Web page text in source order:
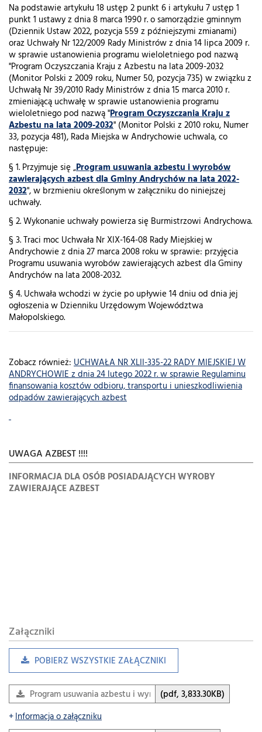
Na podstawie artykułu 18 ustęp 2 punkt 6 i artykułu 7 ustęp 1
punkt 1 ustawy z dnia 8 marca 1990 r. o samorządzie gminnym
(Dziennik Ustaw 2022, pozycja 559 z późniejszymi zmianami)
oraz Uchwały Nr 122/2009 Rady Ministrów z dnia 14 lipca 2009 r.
w sprawie ustanowienia programu wieloletniego pod nazwą
"Program Oczyszczania Kraju z Azbestu na lata 2009-2032
(Monitor Polski z 2009 roku, Numer 50, pozycja 735) w związku z
Uchwałą Nr 39/2010 Rady Ministrów z dnia 15 marca 2010 r.
zmieniającą uchwałę w sprawie ustanowienia programu
wieloletniego pod nazwą "Program Oczyszczania Kraju z
Azbestu na lata 2009-2032" (Monitor Polski z 2010 roku, Numer
33, pozycja 481), Rada Miejska w Andrychowie uchwala, co
następuje:
§ 1. Przyjmuje się „Program usuwania azbestu i wyrobów
zawierających azbest dla Gminy Andrychów na lata 2022-
2032", w brzmieniu określonym w załączniku do niniejszej
uchwały.
§ 2. Wykonanie uchwały powierza się Burmistrzowi Andrychowa.
§ 3. Traci moc Uchwała Nr XIX-164-08 Rady Miejskiej w
Andrychowie z dnia 27 marca 2008 roku w sprawie: przyjęcia
Programu usuwania wyrobów zawierających azbest dla Gminy
Andrychów na lata 2008-2032.
§ 4. Uchwała wchodzi w życie po upływie 14 dniu od dnia jej
ogłoszenia w Dzienniku Urzędowym Województwa
Małopolskiego.
Zobacz również: UCHWAŁA NR XLII-335-22 RADY MIEJSKIEJ W
ANDRYCHOWIE z dnia 24 lutego 2022 r. w sprawie Regulaminu
finansowania kosztów odbioru, transportu i unieszkodliwienia
odpadów zawierających azbest
UWAGA AZBEST !!!!
INFORMACJA DLA OSÓB POSIADAJĄCYCH WYROBY
ZAWIERAJĄCE AZBEST
Załączniki
POBIERZ WSZYSTKIE ZAŁĄCZNIKI
Program usuwania azbestu i wyrobów zawierających azbest
(pdf, 3,833.30KB)
Informacja o załączniku